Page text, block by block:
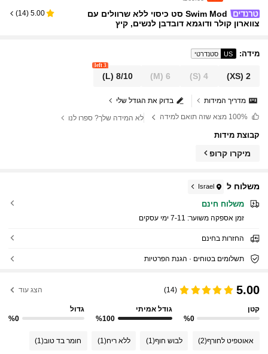
Swim Mod סט כיסוי ללא שרוולים עם
צווארון קולר ודוגמא דובדבן לנשים, קיץ
5.00
(
14
)
מידה:
US סטנדרטי
2
(XS)
4
(S)
6
(M)
8/10
(L)
3 left
בדוק את הגודל שלי
מדריך המידות
מצא שזה תואם למידה לא המידה שלך? ספרו לנו
קבוצת מידות
מיקרו קרופ
משלוח ל Israel
משלוח חינם
זמן אספקה ​​משוער: 7-11 ימי עסקים
החזרות בחינם
תשלומים בטוחים · הגנת הפרטיות
5.00
(14) הצג עוד
קטן
%0
גודל אמיתי
%100
גדול
%0
אאוטפיט לחורף(2) לבוש חוף(1) ללא ריח(1) חומר בד טוב(1)